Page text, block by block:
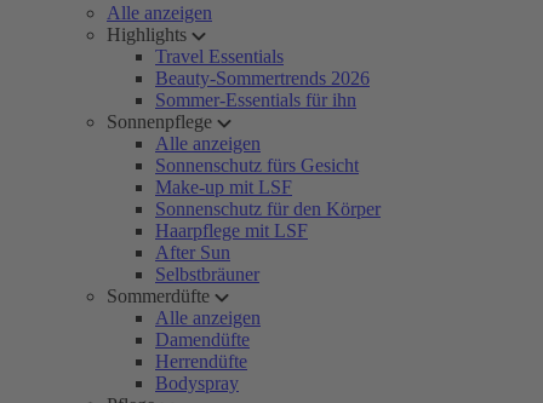
Alle anzeigen
Highlights
Travel Essentials
Beauty-Sommertrends 2026
Sommer-Essentials für ihn
Sonnenpflege
Alle anzeigen
Sonnenschutz fürs Gesicht
Make-up mit LSF
Sonnenschutz für den Körper
Haarpflege mit LSF
After Sun
Selbstbräuner
Sommerdüfte
Alle anzeigen
Damendüfte
Herrendüfte
Bodyspray